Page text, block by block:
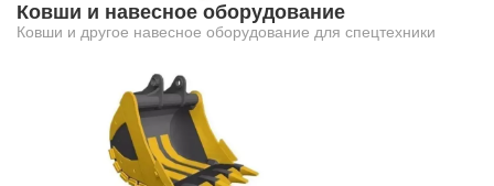
Ковши и навесное оборудование
Ковши и другое навесное оборудование для спецтехники